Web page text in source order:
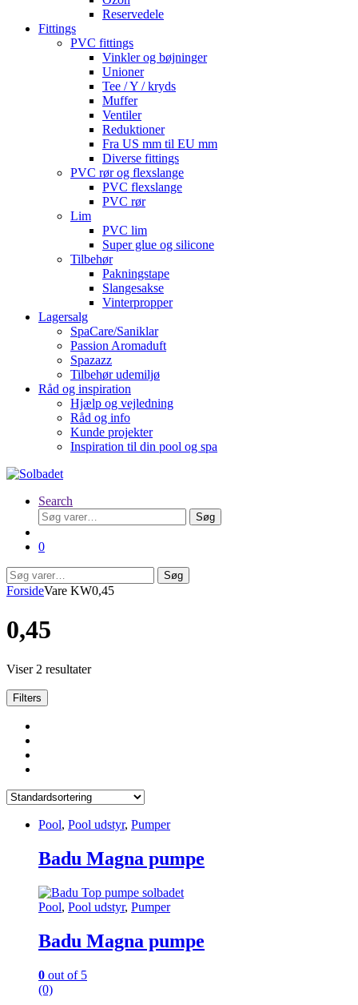
Reservedele
Fittings
PVC fittings
Vinkler og bøjninger
Unioner
Tee / Y / kryds
Muffer
Ventiler
Reduktioner
Fra US mm til EU mm
Diverse fittings
PVC rør og flexslange
PVC flexslange
PVC rør
Lim
PVC lim
Super glue og silicone
Tilbehør
Pakningstape
Slangesakse
Vinterpropper
Lagersalg
SpaCare/Saniklar
Passion Aromaduft
Spazazz
Tilbehør udemiljø
Råd og inspiration
Hjælp og vejledning
Råd og info
Kunde projekter
Inspiration til din pool og spa
Search
Søg
efter:
Søg
0
Søg
efter:
Søg
ForsideVare KW0,45
0,45
Viser 2 resultater
Filters
Pool, Pool udstyr, Pumper
Badu Magna pumpe
Pool, Pool udstyr, Pumper
Badu Magna pumpe
0 out of 5
(0)